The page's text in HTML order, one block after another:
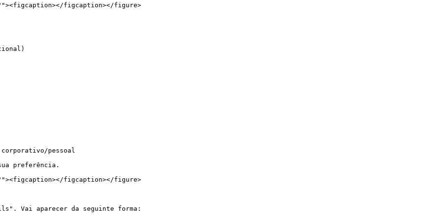
figcaption></figure>
pessoal
preferência.
figcaption></figure>
Vai aparecer da seguinte forma: